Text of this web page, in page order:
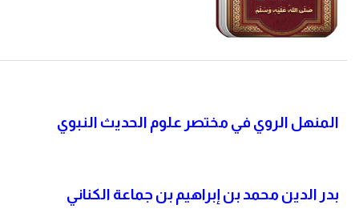
المنهل الروي في مختصر علوم الحديث النبوي
بدر الدين محمد بن إبراهيم بن جماعة الكناني